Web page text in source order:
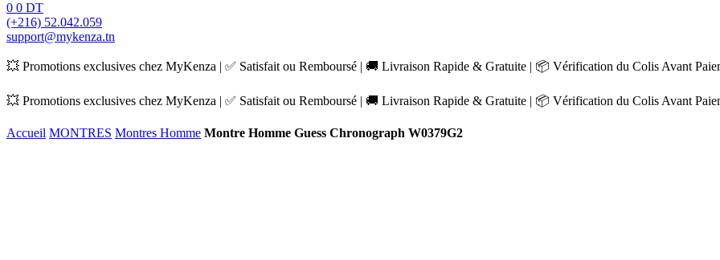
0 0 DT
(+216) 52.042.059
support@mykenza.tn
💥 Promotions exclusives chez MyKenza | ✅ Satisfait ou Remboursé | 🚚 Livraison Rapide & Gratuite | 📦 Vérification du Colis Avant
💥 Promotions exclusives chez MyKenza | ✅ Satisfait ou Remboursé | 🚚 Livraison Rapide & Gratuite | 📦 Vérification du Colis Avant
Accueil MONTRES Montres Homme Montre Homme Guess Chronograph W0379G2